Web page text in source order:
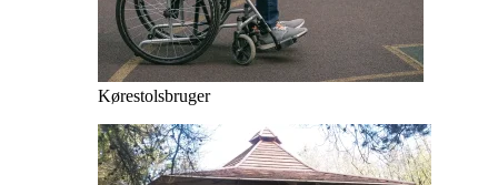
Kørestolsbruger